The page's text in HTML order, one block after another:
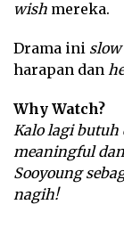
wish mereka.
Drama ini
harapan dan
Why Watch?
Kalo lagi butuh
meaningful
Sooyoung
nagih!